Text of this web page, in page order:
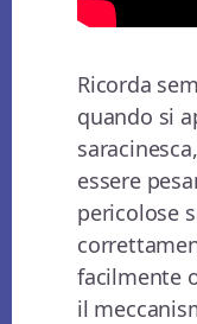
Ricorda
quando si
essere
pericolose
facilmente
il